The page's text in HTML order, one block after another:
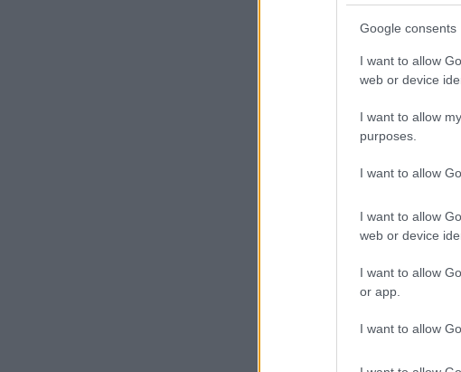
Google consents
I want to allow
web or device
I want to allow
purposes.
I want to allow
I want to allow
web or device
I want to allow
or app.
I want to allow